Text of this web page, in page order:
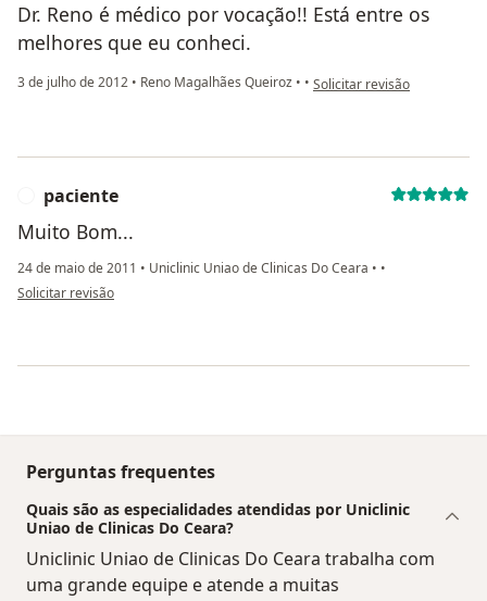
Dr. Reno é médico por vocação!! Está entre os
melhores que eu conheci.
3 de julho de 2012 • Reno Magalhães Queiroz • • na opinião do utilizador
Solicitar revisão
paciente
Muito Bom...
24 de maio de 2011 • Uniclinic Uniao de Clinicas Do Ceara • •
na opinião do utilizador paciente
Solicitar revisão
Perguntas frequentes
Quais são as especialidades atendidas por Uniclinic
Uniao de Clinicas Do Ceara?
Uniclinic Uniao de Clinicas Do Ceara trabalha com
uma grande equipe e atende a muitas